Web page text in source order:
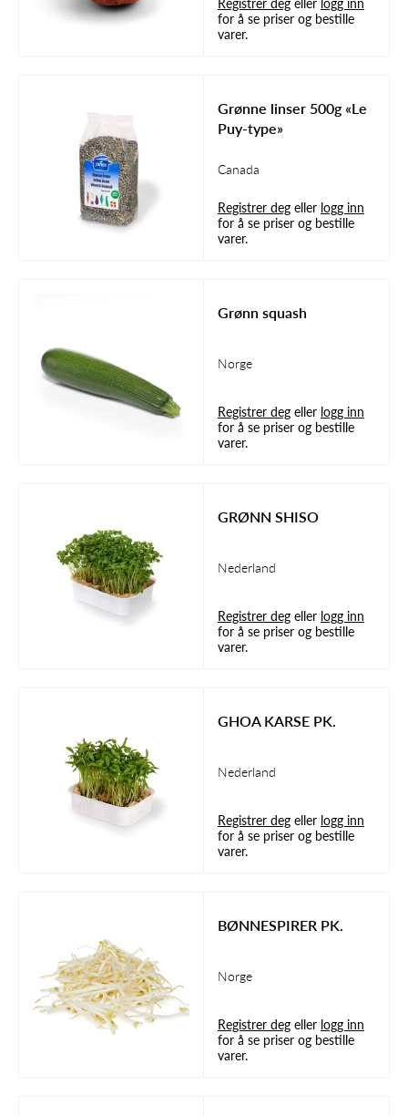
for å se priser og bestille
varer.
Grønne linser 500g «Le
Puy-type»
Canada
Registrer deg eller logg inn
for å se priser og bestille
varer.
Grønn squash
Norge
Registrer deg eller logg inn
for å se priser og bestille
varer.
GRØNN SHISO
Nederland
Registrer deg eller logg inn
for å se priser og bestille
varer.
GHOA KARSE PK.
Nederland
Registrer deg eller logg inn
for å se priser og bestille
varer.
BØNNESPIRER PK.
Norge
Registrer deg eller logg inn
for å se priser og bestille
varer.